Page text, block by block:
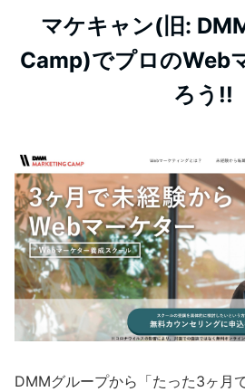
マケキャン(旧:
Camp)でプロのWeb
ろう!!
DMMグループから「たった3ヶ月